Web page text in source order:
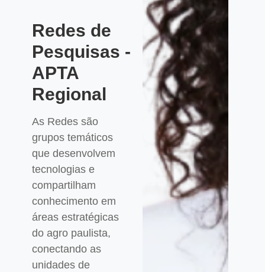
Redes de
Pesquisas -
APTA
Regional
As Redes são
grupos temáticos
que desenvolvem
tecnologias e
compartilham
conhecimento em
áreas estratégicas
do agro paulista,
conectando as
unidades de